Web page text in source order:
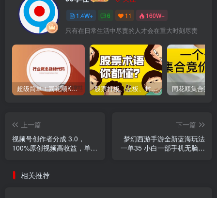
1.4W+ 6 11 160W+
只有在日常生活中尽责的人才会在重大时刻尽责
超级简单！同花顺K线界面显示行业概念指标代码图解 股票打板、上板、封板、翘板、炸板是什么意思？炒股你必须懂的暗语！
上一篇
视频号创作者分成 3.0，
100%原创视频高收益，单日
下一篇
梦幻西游手游全新蓝海玩法
一单35 小白一部手机无脑操
相关推荐